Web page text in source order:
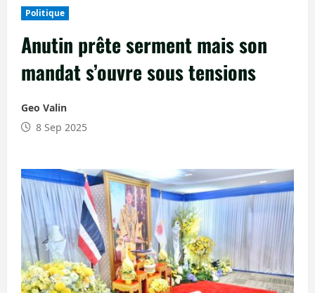
Politique
Anutin prête serment mais son
mandat s’ouvre sous tensions
Geo Valin
8 Sep 2025